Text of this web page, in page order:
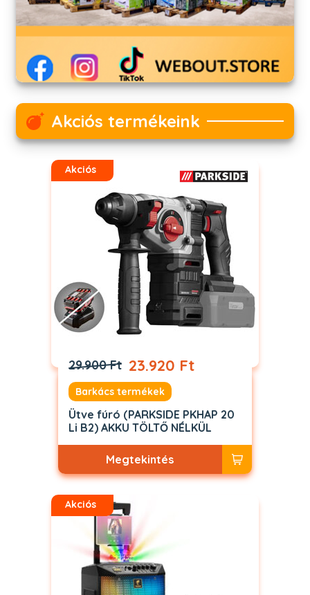
Akciós termékeink
Akciós
29.900 Ft 23.920 Ft
Barkács termékek
Ütve fúró (PARKSIDE PKHAP 20
Li B2) AKKU TÖLTŐ NÉLKÜL
Megtekintés
Akciós